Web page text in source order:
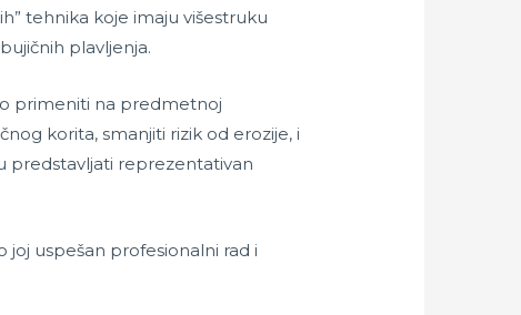
tehnika koje imaju višestruku
plavljenja.
primeniti na predmetnoj
korita, smanjiti rizik od erozije, i
predstavljati reprezentativan
uspešan profesionalni rad i